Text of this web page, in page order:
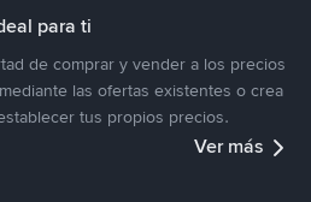
para ti
de comprar y vender a los precios
las ofertas existentes o crea
tus propios precios.
Ver más